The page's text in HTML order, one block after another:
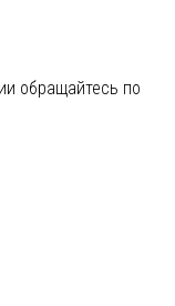
обращайтесь по